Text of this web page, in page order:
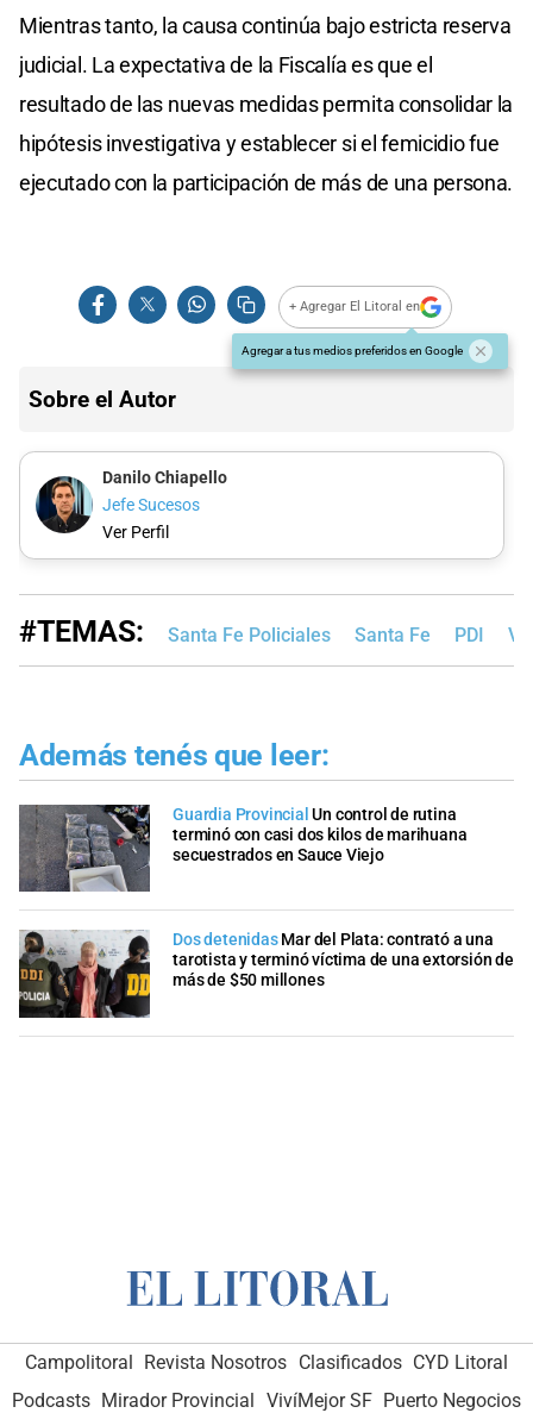
Mientras tanto, la causa continúa bajo estricta reserva
judicial. La expectativa de la Fiscalía es que el
resultado de las nuevas medidas permita consolidar la
hipótesis investigativa y establecer si el femicidio fue
ejecutado con la participación de más de una persona.
+ Agregar El Litoral en
Agregar a tus medios preferidos en Google
Sobre el Autor
Danilo Chiapello
Jefe Sucesos
Ver Perfil
#TEMAS: Santa Fe Policiales Santa Fe PDI
Además tenés que leer:
Guardia Provincial Un control de rutina
terminó con casi dos kilos de marihuana
secuestrados en Sauce Viejo
Dos detenidas Mar del Plata: contrató a una
tarotista y terminó víctima de una extorsión de
más de $50 millones
Campolitoral Revista Nosotros Clasificados CYD Litoral
Podcasts Mirador Provincial VivíMejor SF Puerto Negocios